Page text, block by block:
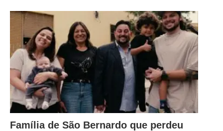
Família de São Bernardo que perdeu